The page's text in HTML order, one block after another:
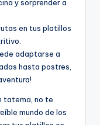
y sorprender a
en tus platillos
adaptarse a
hasta postres,
tatema, no te
mundo de los